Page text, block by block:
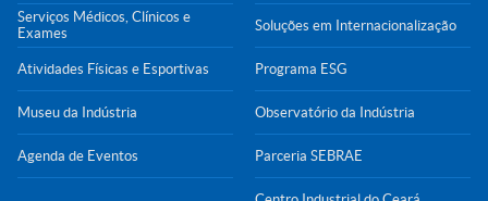
Serviços Médicos, Clínicos e
Exames
Atividades Físicas e Esportivas
Museu da Indústria
Agenda de Eventos
Soluções em Internacionalização
Programa ESG
Observatório da Indústria
Parceria SEBRAE